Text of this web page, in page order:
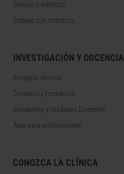
Servicios médicos
Trabaje con nosotros
INVESTIGACIÓN Y DOCENCIA
Ensayos clínicos
Docencia y formación
Residentes y Unidades Docentes
Área para profesionales
CONOZCA LA CLÍNICA